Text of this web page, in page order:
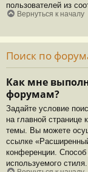
пользователей из
Вернуться к началу
Поиск по
Как мне
форумам?
Задайте условие
на главной
темы. Вы можете
ссылке
конференции. Способ
используемого стиля.